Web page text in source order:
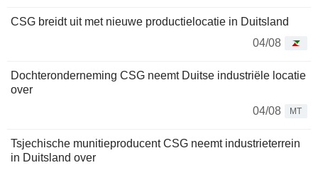
CSG breidt uit met nieuwe productielocatie in Duitsland
04/08
Dochteronderneming CSG neemt Duitse industriële locatie
over
04/08
MT
Tsjechische munitieproducent CSG neemt industrieterrein
in Duitsland over